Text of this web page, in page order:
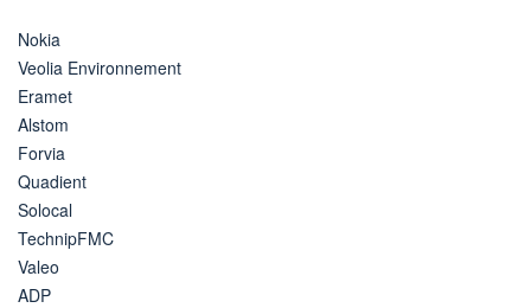
Nokia
Veolia Environnement
Eramet
Alstom
Forvia
Quadient
Solocal
TechnipFMC
Valeo
ADP